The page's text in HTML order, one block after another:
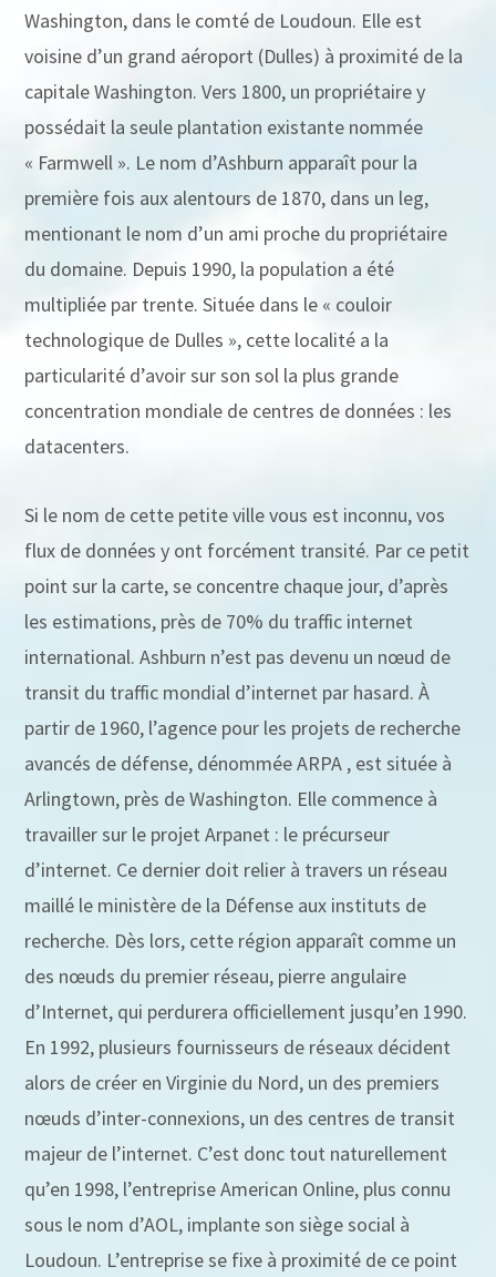
Washington, dans le comté de Loudoun. Elle est
voisine d’un grand aéroport (Dulles) à proximité de la
capitale Washington. Vers 1800, un propriétaire y
possédait la seule plantation existante nommée
« Farmwell ». Le nom d’Ashburn apparaît pour la
première fois aux alentours de 1870, dans un leg,
mentionant le nom d’un ami proche du propriétaire
du domaine. Depuis 1990, la population a été
multipliée par trente. Située dans le « couloir
technologique de Dulles », cette localité a la
particularité d’avoir sur son sol la plus grande
concentration mondiale de centres de données : les
datacenters.
Si le nom de cette petite ville vous est inconnu, vos
flux de données y ont forcément transité. Par ce petit
point sur la carte, se concentre chaque jour, d’après
les estimations, près de 70% du traffic internet
international. Ashburn n’est pas devenu un nœud de
transit du traffic mondial d’internet par hasard. À
partir de 1960, l’agence pour les projets de recherche
avancés de défense, dénommée ARPA , est située à
Arlingtown, près de Washington. Elle commence à
travailler sur le projet Arpanet : le précurseur
d’internet. Ce dernier doit relier à travers un réseau
maillé le ministère de la Défense aux instituts de
recherche. Dès lors, cette région apparaît comme un
des nœuds du premier réseau, pierre angulaire
d’Internet, qui perdurera officiellement jusqu’en 1990.
En 1992, plusieurs fournisseurs de réseaux décident
alors de créer en Virginie du Nord, un des premiers
nœuds d’inter-connexions, un des centres de transit
majeur de l’internet. C’est donc tout naturellement
qu’en 1998, l’entreprise American Online, plus connu
sous le nom d’AOL, implante son siège social à
Loudoun. L’entreprise se fixe à proximité de ce point